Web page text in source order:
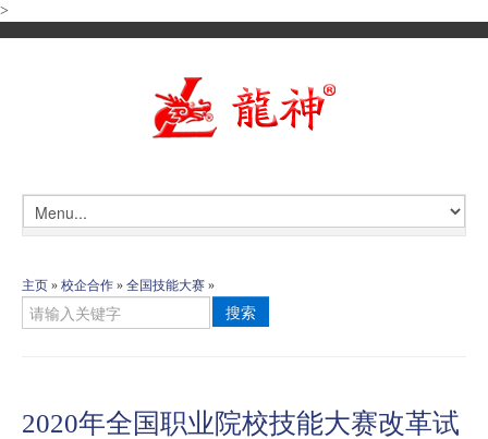
>
主页 » 校企合作 » 全国技能大赛 »
搜索
2020年全国职业院校技能大赛改革试